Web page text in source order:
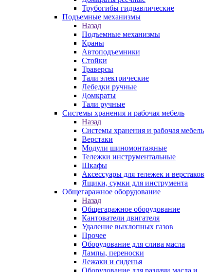
Трубогибы гидравлические
Подъемные механизмы
Назад
Подъемные механизмы
Краны
Автоподъемники
Стойки
Траверсы
Тали электрические
Лебедки ручные
Домкраты
Тали ручные
Системы хранения и рабочая мебель
Назад
Системы хранения и рабочая мебель
Верстаки
Модули шиномонтажные
Тележки инструментальные
Шкафы
Аксессуары для тележек и верстаков
Ящики, сумки для инструмента
Общегаражное оборудование
Назад
Общегаражное оборудование
Кантователи двигателя
Удаление выхлопных газов
Прочее
Оборудование для слива масла
Лампы, переноски
Лежаки и сиденья
Оборудование для раздачи масла и